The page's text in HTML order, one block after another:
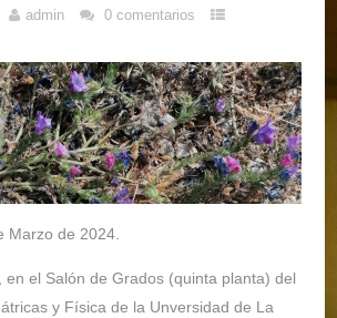
admin
0 comentarios
Marzo de 2024.
en el Salón de Grados (quinta planta) del
y Física de la Unversidad de La